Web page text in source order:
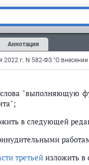
Аннотация
первойизложить в
слова "выполняющую
в следующей
третьей изложить